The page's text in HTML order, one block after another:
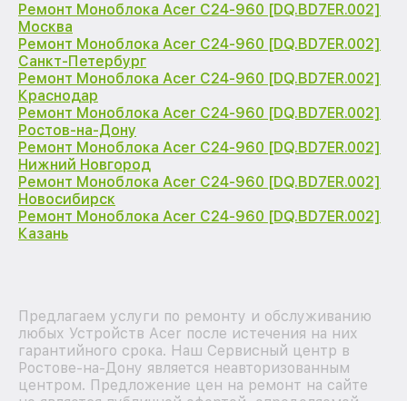
Ремонт Моноблока Acer C24-960 [DQ.BD7ER.002]
Москва
Ремонт Моноблока Acer C24-960 [DQ.BD7ER.002]
Санкт-Петербург
Ремонт Моноблока Acer C24-960 [DQ.BD7ER.002]
Краснодар
Ремонт Моноблока Acer C24-960 [DQ.BD7ER.002]
Ростов-на-Дону
Ремонт Моноблока Acer C24-960 [DQ.BD7ER.002]
Нижний Новгород
Ремонт Моноблока Acer C24-960 [DQ.BD7ER.002]
Новосибирск
Ремонт Моноблока Acer C24-960 [DQ.BD7ER.002]
Казань
Предлагаем услуги по ремонту и обслуживанию
любых Устройств Acer после истечения на них
гарантийного срока. Наш Сервисный центр в
Ростове-на-Дону является неавторизованным
центром. Предложение цен на ремонт на сайте